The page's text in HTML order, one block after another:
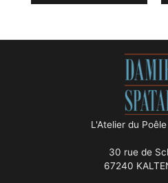
L'Atelier du
30 rue de
67240